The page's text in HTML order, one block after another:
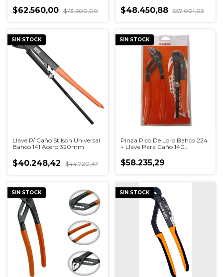
$62.560,00 $73.600,00 $48.450,88 $57.001,03
SIN STOCK
Llave P/ Caño Stilson Universal
Bahco 141 Acero 320mm
$40.248,42 $44.720,47
SIN STOCK
Pinza Pico De Loro Bahco 224
+ Llave Para Caño 140
$58.235,29
SIN STOCK SIN STOCK